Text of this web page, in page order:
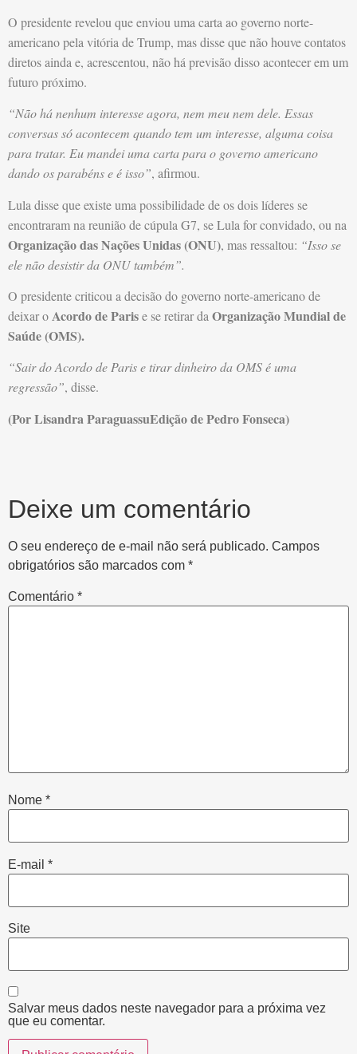
O presidente revelou que enviou uma carta ao governo norte-
americano pela vitória de Trump, mas disse que não houve contatos
diretos ainda e, acrescentou, não há previsão disso acontecer em um
futuro próximo.
“Não há nenhum interesse agora, nem meu nem dele. Essas
conversas só acontecem quando tem um interesse, alguma coisa
para tratar. Eu mandei uma carta para o governo americano
dando os parabéns e é isso”, afirmou.
Lula disse que existe uma possibilidade de os dois líderes se
encontraram na reunião de cúpula G7, se Lula for convidado, ou na
Organização das Nações Unidas (ONU), mas ressaltou: “Isso se
ele não desistir da ONU também”.
O presidente criticou a decisão do governo norte-americano de
deixar oAcordo de Parise se retirar da Organização Mundial de
Saúde (OMS).
“Sair do Acordo de Paris e tirar dinheiro da OMS é uma
regressão”, disse.
(Por Lisandra ParaguassuEdição de Pedro Fonseca)
Deixe um comentário
O seu endereço de e-mail não será publicado. Campos
obrigatórios são marcados com *
Comentário *
Nome *
E-mail *
Site
Salvar meus dados neste navegador para a próxima vez
que eu comentar.